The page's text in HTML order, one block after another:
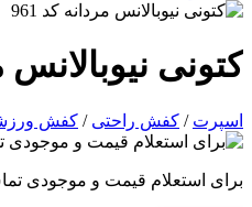
کتونی نیوبالانس
اسپرت / کفش راحتی / کفش
برای استعلام قیمت و موجودی